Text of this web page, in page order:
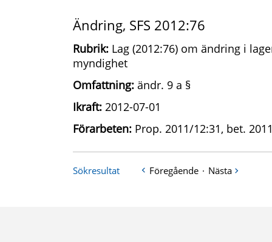
Ändring, SFS 2012:76
Rubrik: Lag (2012:76) om ändring i
myndighet
Omfattning: ändr. 9 a §
Ikraft: 2012-07-01
Förarbeten: Prop. 2011/12:31, bet.
Sökresultat Föregående · Nästa